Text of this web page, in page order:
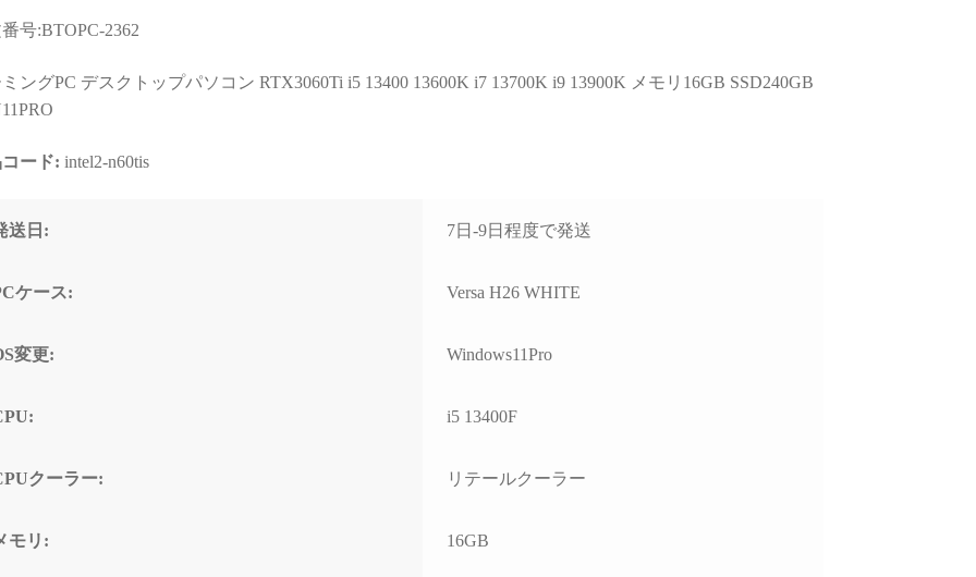
号:BTOPC-2362
ングPC デスクトップパソコン RTX3060Ti i5 13400 13600K i7 13700K i9 13900K メモリ16GB SSD240GB
ード: intel2-n60tis
送日: 7日-9日程度で発送
ケース: Versa H26 WHITE
変更: Windows11Pro
i5 13400F
クーラー: リテールクーラー
モリ: 16GB
ら急いで欲しいと
、顧客の心境を察
力、そのホスピタ
ーミングPCだから
ラブルで困った時
寄り添ってくれて
て痛感しました。
勢は、まさにプロ
の引き出しの多さ
)
より、わかりやす
わせによる相性の可能性が